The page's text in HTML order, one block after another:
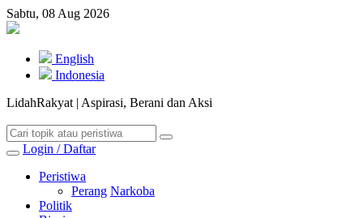
Sabtu, 08 Aug 2026
English
Indonesia
LidahRakyat | Aspirasi, Berani dan Aksi
Login / Daftar
Peristiwa
Perang Narkoba
Politik